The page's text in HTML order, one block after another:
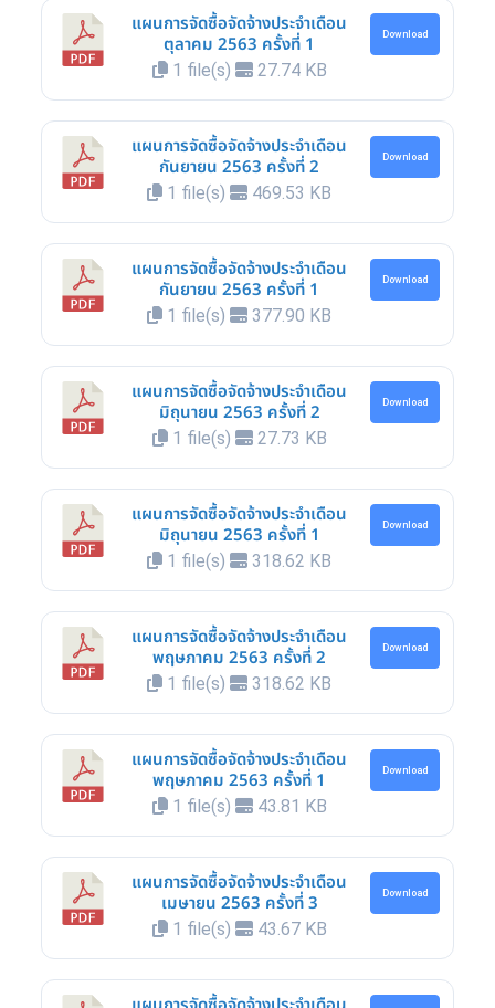
แผนการจัดซื้อจัดจ้างประจำเดือน
ตุลาคม 2563 ครั้งที่ 1
1 file(s) 27.74 KB
Download
แผนการจัดซื้อจัดจ้างประจำเดือน
กันยายน 2563 ครั้งที่ 2
1 file(s) 469.53 KB
Download
แผนการจัดซื้อจัดจ้างประจำเดือน
กันยายน 2563 ครั้งที่ 1
1 file(s) 377.90 KB
Download
แผนการจัดซื้อจัดจ้างประจำเดือน
มิถุนายน 2563 ครั้งที่ 2
1 file(s) 27.73 KB
Download
แผนการจัดซื้อจัดจ้างประจำเดือน
มิถุนายน 2563 ครั้งที่ 1
1 file(s) 318.62 KB
Download
แผนการจัดซื้อจัดจ้างประจำเดือน
พฤษภาคม 2563 ครั้งที่ 2
1 file(s) 318.62 KB
Download
แผนการจัดซื้อจัดจ้างประจำเดือน
พฤษภาคม 2563 ครั้งที่ 1
1 file(s) 43.81 KB
Download
แผนการจัดซื้อจัดจ้างประจำเดือน
เมษายน 2563 ครั้งที่ 3
1 file(s) 43.67 KB
Download